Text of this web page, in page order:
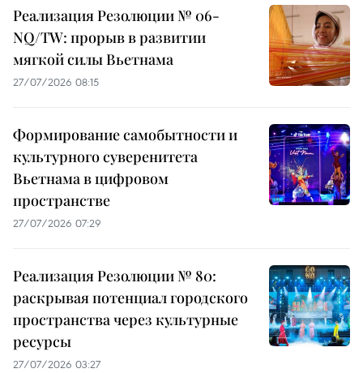
Реализация Резолюции № 06-
NQ/TW: прорыв в развитии
мягкой силы Вьетнама
27/07/2026 08:15
Формирование самобытности и
культурного суверенитета
Вьетнама в цифровом
пространстве
27/07/2026 07:29
Реализация Резолюции № 80:
раскрывая потенциал городского
пространства через культурные
ресурсы
27/07/2026 03:27